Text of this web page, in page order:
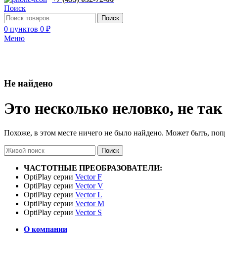
Поиск
Поиск
0 пунктов 0 ₽
Меню
Не найдено
Это несколько неловко, не так
Похоже, в этом месте ничего не было найдено. Может быть,
Поиск
ЧАСТОТНЫЕ ПРЕОБРАЗОВАТЕЛИ:
OptiPlay серии Vector F
OptiPlay серии Vector V
OptiPlay серии Vector L
OptiPlay серии Vector M
OptiPlay серии Vector S
О компании